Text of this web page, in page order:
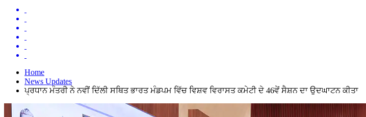
Home
News Updates
ਪ੍ਰਧਾਨ ਮੰਤਰੀ ਨੇ ਨਵੀਂ ਦਿੱਲੀ ਸਥਿਤ ਭਾਰਤ ਮੰਡਪਮ ਵਿੱਚ ਵਿਸ਼ਵ ਵਿਰਾਸਤ ਕਮੇਟੀ ਦੇ 46ਵੇਂ ਸੈਸ਼ਨ ਦਾ ਉਦਘਾਟਨ ਕੀਤਾ